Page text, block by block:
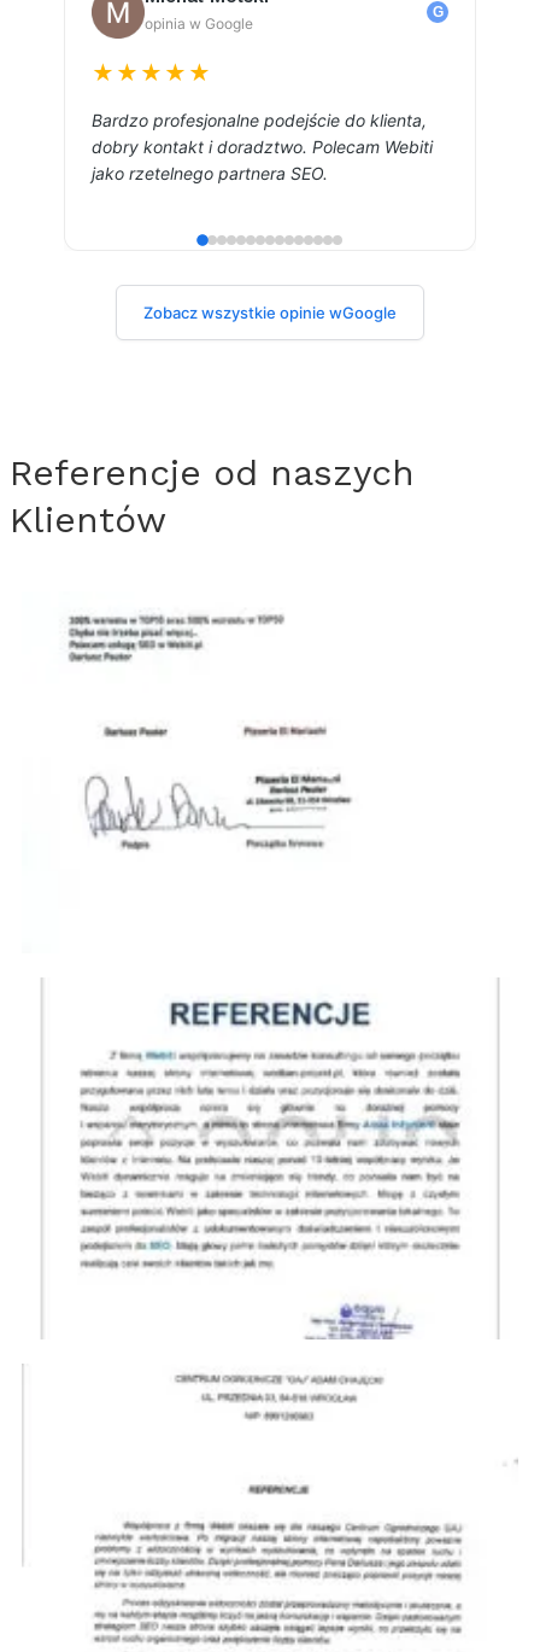
opinia w Google
G
★★★★★
Bardzo profesjonalne podejście do klienta,
dobry kontakt i doradztwo. Polecam Webiti
jako rzetelnego partnera SEO.
Zobacz wszystkie opinie wGoogle
Referencje od naszych
Klientów